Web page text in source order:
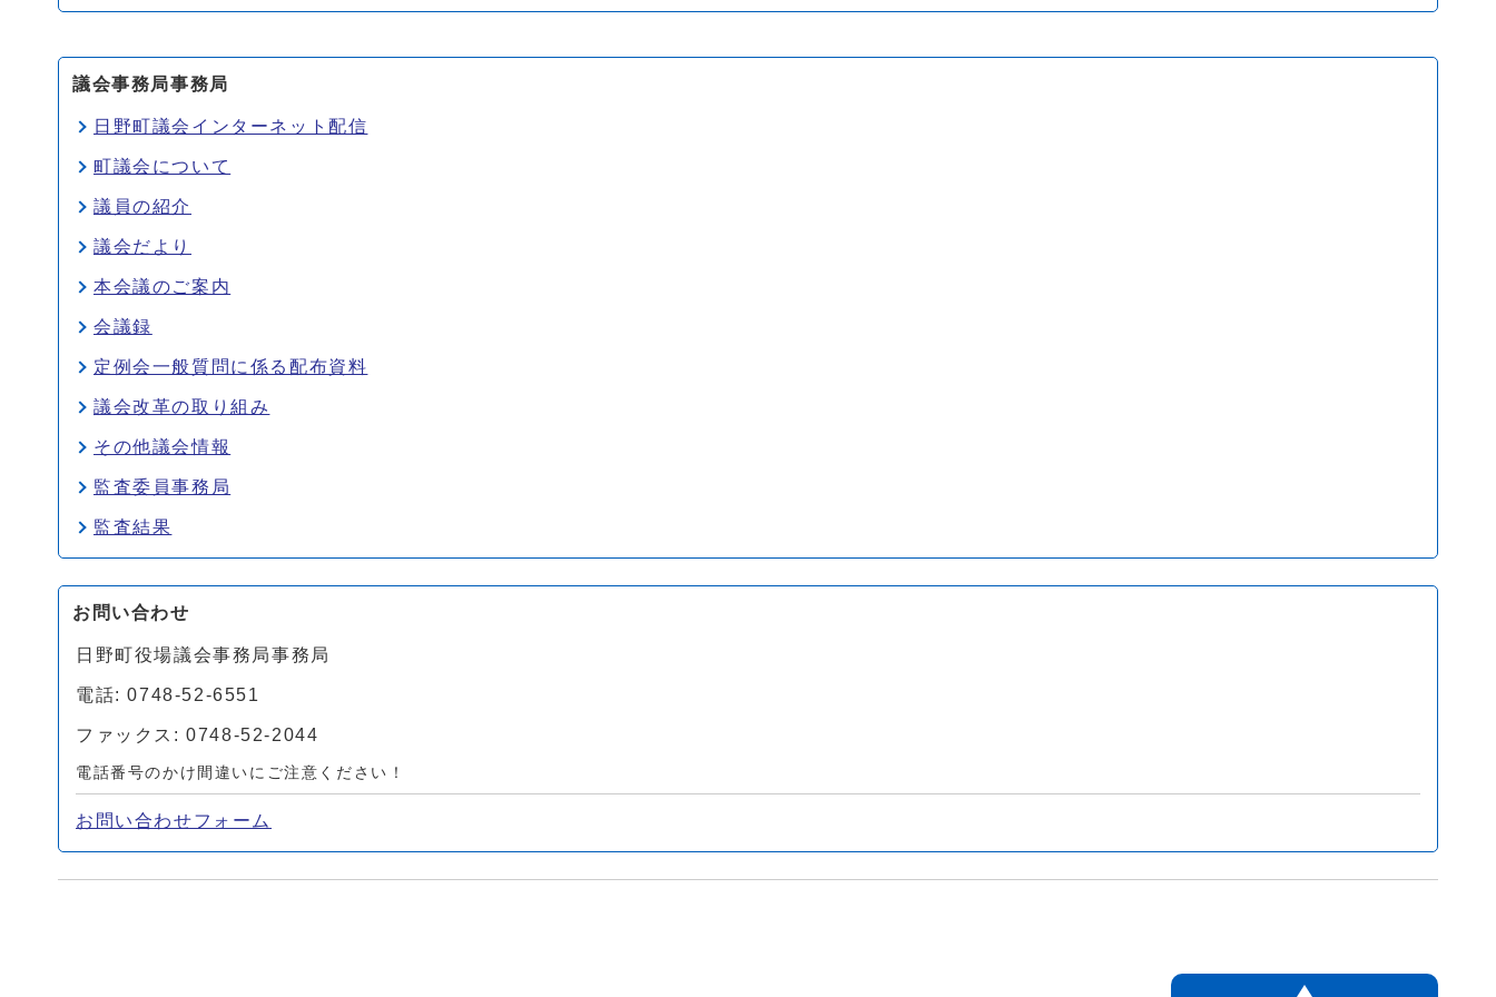
議会事務局事務局
日野町議会インターネット配信
町議会について
議員の紹介
議会だより
本会議のご案内
会議録
定例会一般質問に係る配布資料
議会改革の取り組み
その他議会情報
監査委員事務局
監査結果
お問い合わせ
日野町役場議会事務局事務局
電話: 0748-52-6551
ファックス: 0748-52-2044
電話番号のかけ間違いにご注意ください！
お問い合わせフォーム